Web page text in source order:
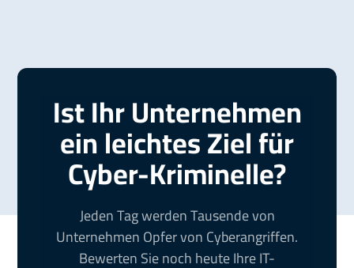
Ist Ihr Unternehmen
ein leichtes Ziel für
Cyber-Kriminelle?
Jeden Tag werden Tausende von
Unternehmen Opfer von Cyberangriffen.
Bewerten Sie noch heute Ihre IT-